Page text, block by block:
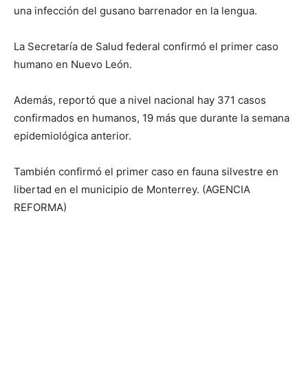
una infección del gusano barrenador en la lengua.
La Secretaría de Salud federal confirmó el primer caso
humano en Nuevo León.
Además, reportó que a nivel nacional hay 371 casos
confirmados en humanos, 19 más que durante la semana
epidemiológica anterior.
También confirmó el primer caso en fauna silvestre en
libertad en el municipio de Monterrey. (AGENCIA
REFORMA)